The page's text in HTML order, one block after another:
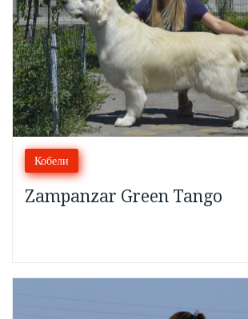
Кобели
Zampanzar Green Tango